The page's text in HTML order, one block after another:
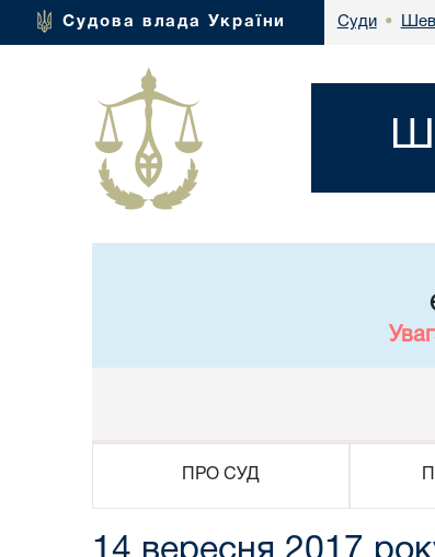
Судова влада України Суди •
ПРО СУД
14 вересня 2017